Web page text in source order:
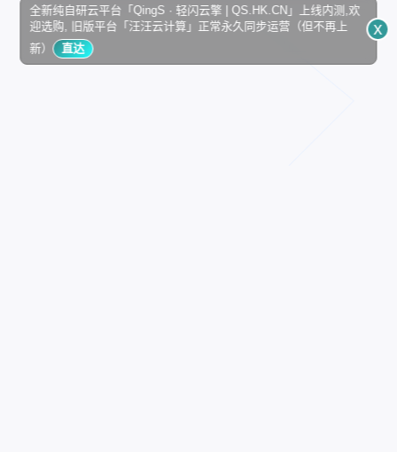
全新纯自研云平台「QingS · 轻闪云擎 | QS.HK.CN」上线内测,欢
迎选购, 旧版平台「汪汪云计算」正常永久同步运营（但不再上
新）
直达
x